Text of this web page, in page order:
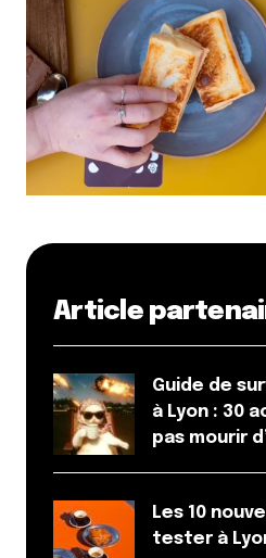
Article
Guide de
à Lyon : 30
pas mourir
Les 10
tester à